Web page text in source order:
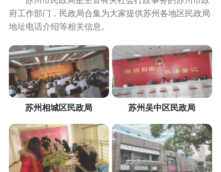
府工作部门，民政局合集为大家提供苏州各地区民政局
地址电话介绍等相关信息。
苏州相城区民政局 苏州吴中区民政局